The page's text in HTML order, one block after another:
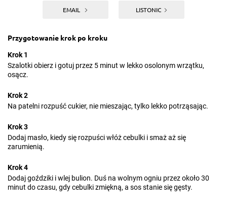
EMAIL LISTONIC
Przygotowanie krok po kroku
Krok 1
Szalotki obierz i gotuj przez 5 minut w lekko osolonym wrzątku,
osącz.
Krok 2
Na patelni rozpuść cukier, nie mieszając, tylko lekko potrząsając.
Krok 3
Dodaj masło, kiedy się rozpuści włóż cebulki i smaż aż się
zarumienią.
Krok 4
Dodaj goździki i wlej bulion. Duś na wolnym ogniu przez około 30
minut do czasu, gdy cebulki zmiękną, a sos stanie się gęsty.